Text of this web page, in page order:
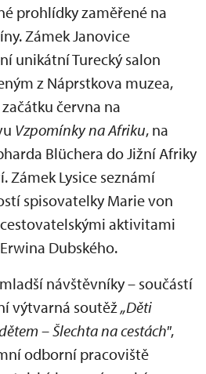
prohlídky zaměřené na
Zámek Janovice
unikátní Turecký salon
z Náprstkova muzea,
června na
Vzpomínky na Afriku, na
Blüchera do Jižní Afriky
Zámek Lysice seznámí
spisovatelky Marie von
aktivitami
Dubského.
návštěvníky – součástí
výtvarná soutěž„Děti
– Šlechta na cestách",
odborní pracoviště